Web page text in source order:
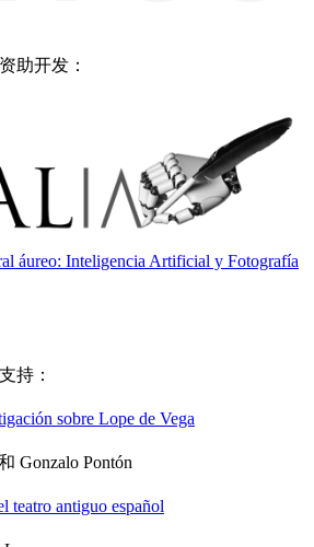
助开发：
áureo: Inteligencia Artificial y Fotografía
持：
sobre Lope de Vega
Gonzalo Pontón
teatro antiguo español